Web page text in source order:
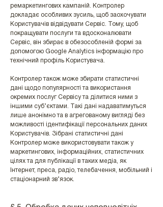
ремаркетингових кампаній. Контролер
докладає особливих зусиль, щоб заохочувати
Користувачів відвідувати Сервіс. Тому, щоб
покращувати послуги та вдосконалювати
Сервіс, він збирає в обезособленій формі за
допомогою Google Analytics інформацію про
технічний профіль Користувача.
Контролер також може збирати статистичні
дані щодо популярності та використання
окремих послуг Сервісу та ділитися ними з
іншими суб’єктами. Такі дані надаватимуться
лише анонімно та в агрегованому вигляді без
можливості ідентифікації персональних даних
Користувачів. Зібрані статистичні дані
Контролер може використовувати також у
маркетингових, інформаційних, статистичних
цілях та для публікації в таких медіа, як
Інтернет, преса, радіо, телебачення, мобільний і
стаціонарний зв’язок.